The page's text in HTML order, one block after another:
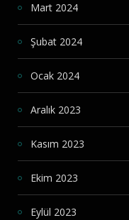
Mart 2024
Şubat 2024
Ocak 2024
Aralık 2023
Kasım 2023
Ekim 2023
Eylül 2023